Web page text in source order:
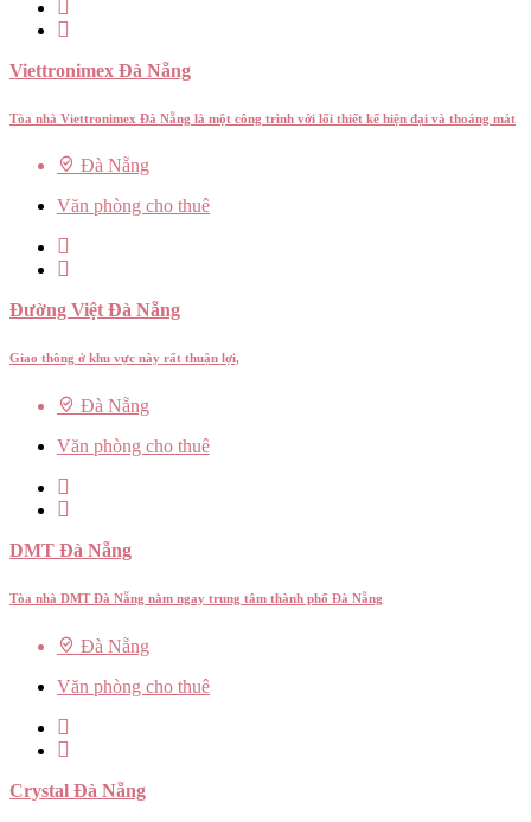
Viettronimex Đà Nẵng
Tòa nhà Viettronimex Đà Nẵng là một công trình với lối thiết kế hiện đại và thoáng mát
Đà Nẵng
Văn phòng cho thuê
Đường Việt Đà Nẵng
Giao thông ở khu vực này rất thuận lợi,
Đà Nẵng
Văn phòng cho thuê
DMT Đà Nẵng
Tòa nhà DMT Đà Nẵng nằm ngay trung tâm thành phố Đà Nẵng
Đà Nẵng
Văn phòng cho thuê
Crystal Đà Nẵng